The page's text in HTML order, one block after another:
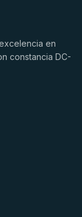
en
constancia DC-